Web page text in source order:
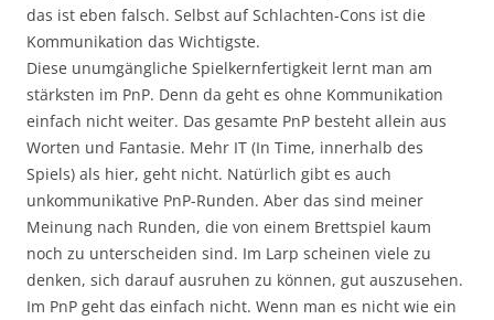
das ist eben falsch. Selbst auf Schlachten-Cons ist die
Kommunikation das Wichtigste.
Diese unumgängliche Spielkernfertigkeit lernt man am
stärksten im PnP. Denn da geht es ohne Kommunikation
einfach nicht weiter. Das gesamte PnP besteht allein aus
Worten und Fantasie. Mehr IT (In Time, innerhalb des
Spiels) als hier, geht nicht. Natürlich gibt es auch
unkommunikative PnP-Runden. Aber das sind meiner
Meinung nach Runden, die von einem Brettspiel kaum
noch zu unterscheiden sind. Im Larp scheinen viele zu
denken, sich darauf ausruhen zu können, gut auszusehen.
Im PnP geht das einfach nicht. Wenn man es nicht wie ein